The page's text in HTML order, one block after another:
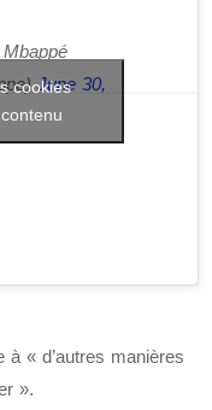
June 30,
cookies
« d’autres manières
».